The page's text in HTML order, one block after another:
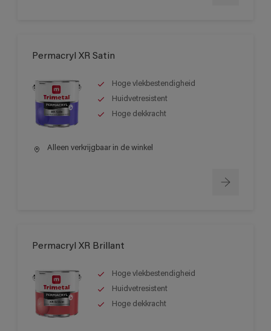
Permacryl XR Satin
Hoge vlekbestendigheid
Huidvetresistent
Hoge dekkracht
Alleen verkrijgbaar in de winkel
Permacryl XR Brillant
Hoge vlekbestendigheid
Huidvetresistent
Hoge dekkracht